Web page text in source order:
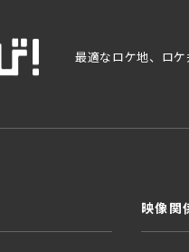
最適なロケ地、ロ
映像関